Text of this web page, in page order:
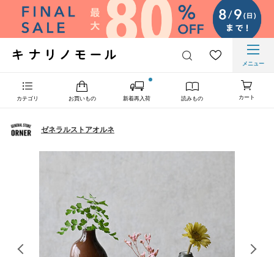
メニュー
カテゴリ お買いもの 新着再入荷 読みもの カート
ゼネラルストアオルネ